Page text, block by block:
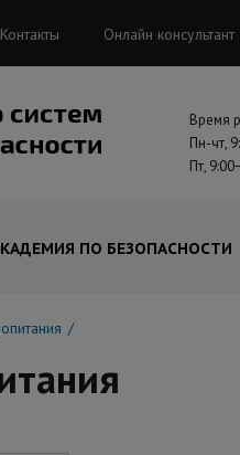
Контакты Онлайн консультант
Время
Пн-чт,
Пт,
ПО БЕЗОПАСНОСТИ